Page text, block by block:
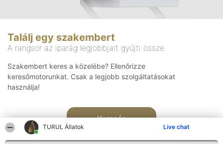
TURUL Állatok Live chat
Találj egy szakembert
A rangsor az iparág legjobbjait gyűjti össze
Szakembert keres a közelébe? Ellenőrizze
keresőmotorunkat. Csak a legjobb szolgáltatásokat
használja!
Keresés